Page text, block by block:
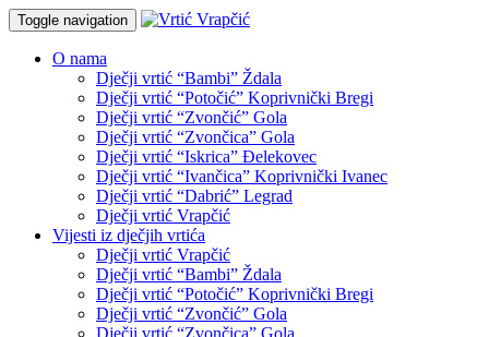
Toggle navigation
O nama
Dječji vrtić “Bambi” Ždala
Dječji vrtić “Potočić” Koprivnički Bregi
Dječji vrtić “Zvončić” Gola
Dječji vrtić “Zvončica” Gola
Dječji vrtić “Iskrica” Đelekovec
Dječji vrtić “Ivančica” Koprivnički Ivanec
Dječji vrtić “Dabrić” Legrad
Dječji vrtić Vrapčić
Vijesti iz dječjih vrtića
Dječji vrtić Vrapčić
Dječji vrtić “Bambi” Ždala
Dječji vrtić “Potočić” Koprivnički Bregi
Dječji vrtić “Zvončić” Gola
Dječji vrtić “Zvončica” Gola